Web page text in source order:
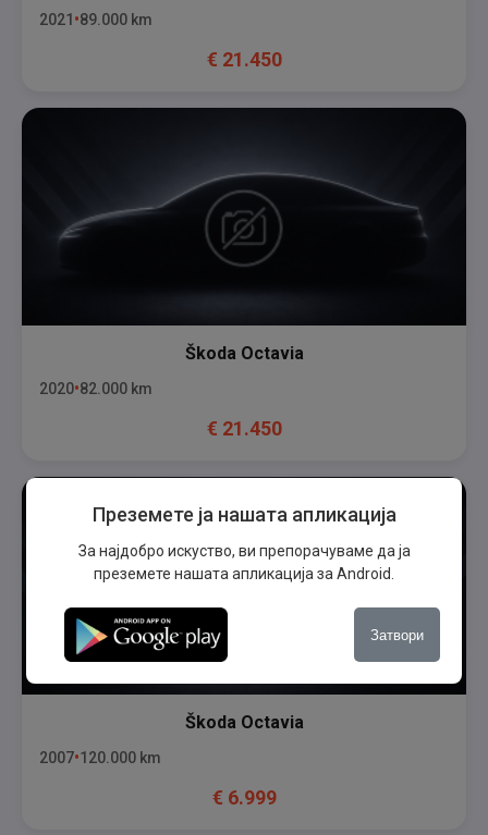
2021 89.000 km
€ 21.450
Škoda Octavia
2020 82.000 km
€ 21.450
Škoda Octavia
2007 120.000 km
€ 6.999
Преземете ја нашата апликација
За најдобро искуство, ви препорачуваме да ја
преземете нашата апликација за Android.
Затвори